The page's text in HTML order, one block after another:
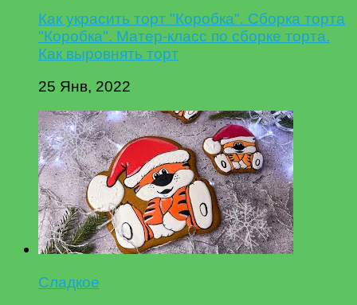
Как украсить торт "Коробка". Сборка торта
"Коробка". Матер-класс по сборке торта.
Как выровнять торт
25 Янв, 2022
Сладкое